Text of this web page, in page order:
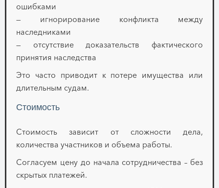
ошибками
— игнорирование конфликта между
наследниками
— отсутствие доказательств фактического
принятия наследства
Это часто приводит к потере имущества или
длительным судам.
Стоимость
Стоимость зависит от сложности дела,
количества участников и объема работы.
Согласуем цену до начала сотрудничества – без
скрытых платежей.